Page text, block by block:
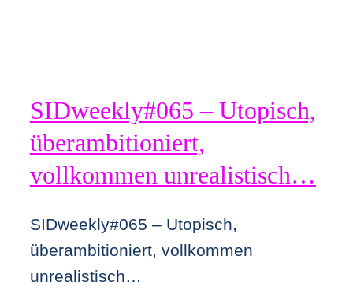
SIDweekly#065 – Utopisch,
überambitioniert,
vollkommen unrealistisch…
SIDweekly#065 – Utopisch,
überambitioniert, vollkommen
unrealistisch…